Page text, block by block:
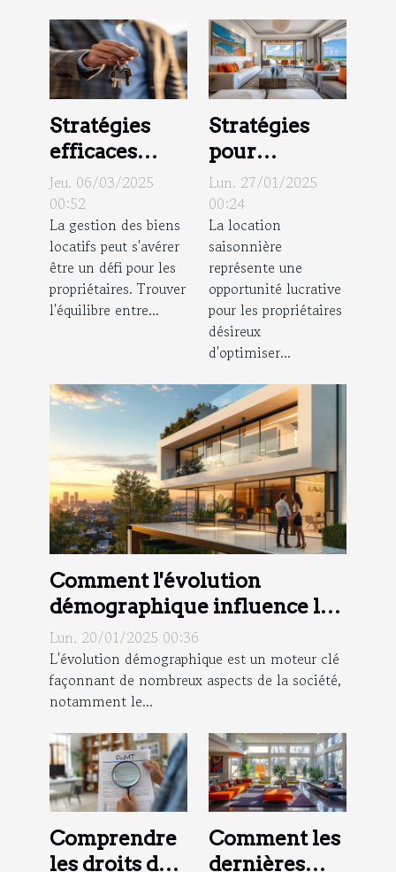
Stratégies
efficaces
pour la
gestion des
biens locatifs
Jeu. 06/03/2025
00:52
La gestion des biens
locatifs peut s'avérer
être un défi pour les
propriétaires. Trouver
l'équilibre entre...
Stratégies
pour
maximiser la
rentabilité
des biens en
location
saisonnière
Lun. 27/01/2025
00:24
La location
saisonnière
représente une
opportunité lucrative
pour les propriétaires
désireux
d'optimiser...
Comment l'évolution
démographique influence le
marché immobilier
Lun. 20/01/2025 00:36
L'évolution démographique est un moteur clé
façonnant de nombreux aspects de la société,
notamment le...
Comprendre
les droits des
Comment les
dernières